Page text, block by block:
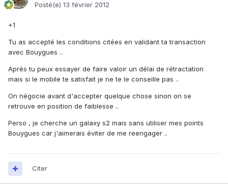
Posté(e) 13 février 2012
+1
Tu as accepté les conditions citées en validant ta transaction
avec Bouygues ..
Après tu peux essayer de faire valoir un délai de rétractation
mais si le mobile te satisfait je ne te le conseille pas ..
On négocie avant d'accepter quelque chose sinon on se
retrouve en position de faiblesse ..
Perso , je cherche un galaxy s2 mais sans utiliser mes points
Bouygues car j'aimerais éviter de me reengager ..
Citer